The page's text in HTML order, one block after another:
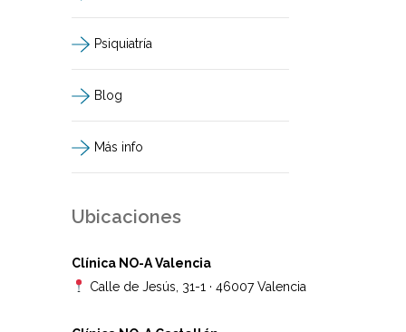
Psiquiatría
Blog
Más info
Ubicaciones
Clínica NO-A Valencia
Calle de Jesús, 31-1 · 46007 Valencia